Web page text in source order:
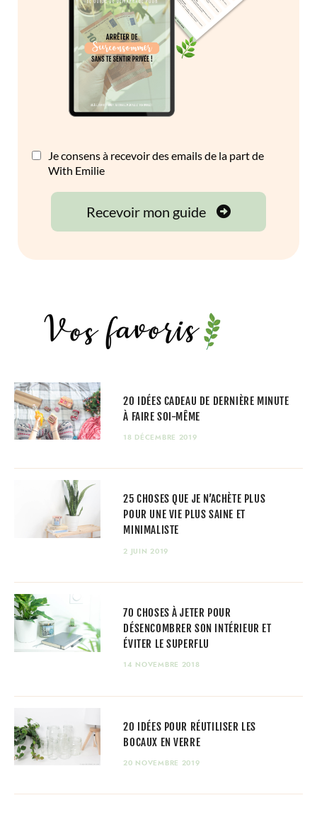
20 IDÉES CADEAU DE DERNIÈRE MINUTE
À FAIRE SOI-MÊME
18 DÉCEMBRE 2019
25 CHOSES QUE JE N’ACHÈTE PLUS
POUR UNE VIE PLUS SAINE ET
MINIMALISTE
2 JUIN 2019
70 CHOSES À JETER POUR
DÉSENCOMBRER SON INTÉRIEUR ET
ÉVITER LE SUPERFLU
14 NOVEMBRE 2018
20 IDÉES POUR RÉUTILISER LES
BOCAUX EN VERRE
20 NOVEMBRE 2019